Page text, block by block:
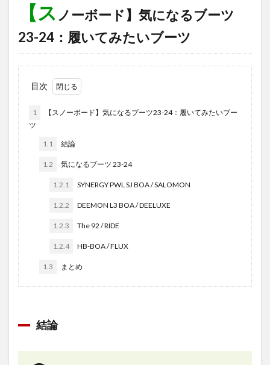
【ス ノーボード】気になるブーツ
23-24：履いてみたいブーツ
目次
1
【スノーボード】気になるブーツ23-24：履いてみたいブー
ツ
1.1 結論
1.2 気になるブーツ 23-24
1.2.1 SYNERGY PWL SJ BOA / SALOMON
1.2.2 DEEMON L3 BOA / DEELUXE
1.2.3 The 92 / RIDE
1.2.4 HB-BOA / FLUX
1.3 まとめ
結論